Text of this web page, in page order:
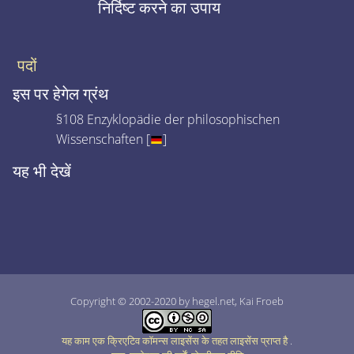
निर्दिष्ट करने का उपाय
पदों
इस पर हेगेल ग्रंथ
§108 Enzyklopädie der philosophischen
Wissenschaften [
]
यह भी देखें
Copyright © 2002-2020 by hegel.net, Kai Froeb
यह काम एक क्रिएटिव कॉमन्स लाइसेंस के तहत लाइसेंस प्राप्त है.